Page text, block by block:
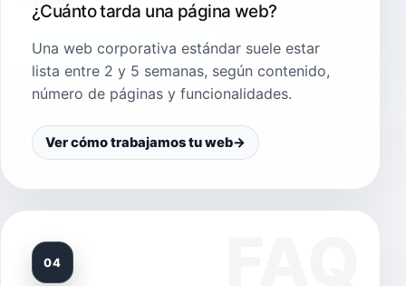
¿Cuánto tarda una página web?
Una web corporativa estándar suele estar
lista entre 2 y 5 semanas, según contenido,
número de páginas y funcionalidades.
Ver cómo trabajamos tu web→
04